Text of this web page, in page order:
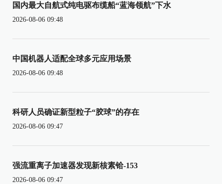
国内最大自航式纯电驱布缆船“蓝海领航”下水
2026-08-06 09:48
中国机器人适配全球多元应用场景
2026-08-06 09:48
科研人员确证新型粒子“胶球”的存在
2026-08-06 09:47
强流重离子加速器发现新核素铪-153
2026-08-06 09:47